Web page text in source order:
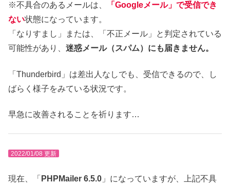
※不具合のあるメールは、
「Googleメール」で受信でき
ない状態になっています。
「なりすまし」または、「不正メール」と判定されている
可能性があり、 迷惑メール（スパム）にも届きません。
「Thunderbird」は差出人なしでも、受信できるので、し
ばらく様子をみている状況です。
早急に改善されることを祈ります…
2022/01/08 更新
現在、「 PHPMailer 6.5.0 」になっていますが、上記不具